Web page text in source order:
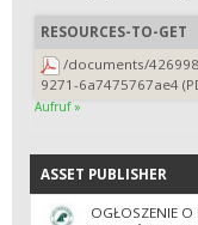
RESOURCES-TO-GET
/documents/
9271-6a7475767ae4
Aufruf »
ASSET PUBLISHER
ASSET PUBLISHER
OGŁOSZENIE O